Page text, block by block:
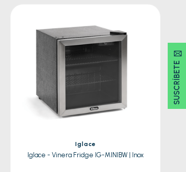
SUSCRÍBETE 🖂
Iglace
Iglace - Vinera Fridge IG-MINIBW | Inox